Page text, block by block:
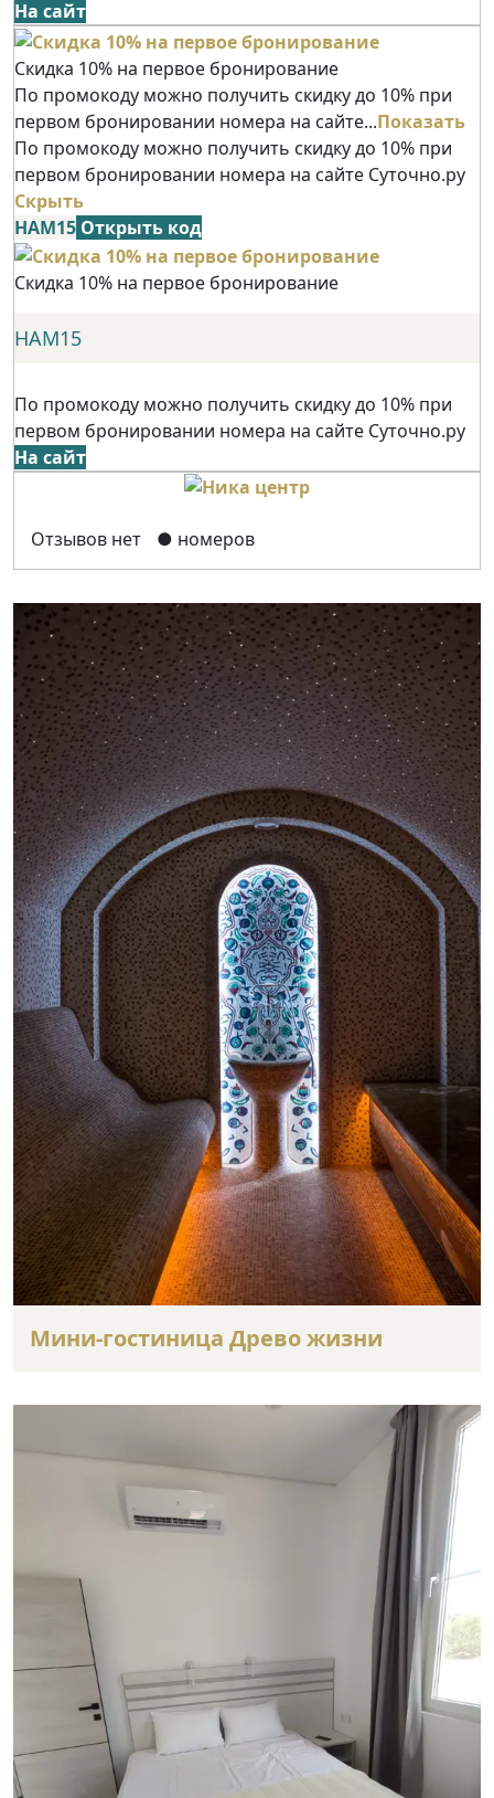
На сайт
Скидка 10% на первое бронирование
По промокоду можно получить скидку до 10% при
первом бронировании номера на сайте...Показать
По промокоду можно получить скидку до 10% при
первом бронировании номера на сайте Суточно.ру
Скрыть
НАМ15 Открыть код
Скидка 10% на первое бронирование
НАМ15
По промокоду можно получить скидку до 10% при
первом бронировании номера на сайте Суточно.ру
На сайт
Отзывов нет ● номеров
Мини-гостиница Древо жизни